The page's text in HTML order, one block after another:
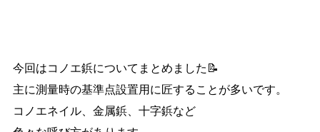
今回はコノエ鋲についてまとめました📝
主に測量時の基準点設置用に匠することが多いです。
コノエネイル、金属鋲、十字鋲など